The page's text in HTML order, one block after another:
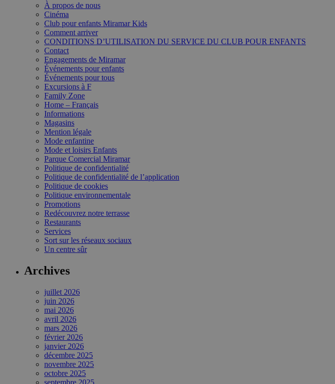
À propos de nous
Cinéma
Club pour enfants Miramar Kids
Comment arriver
CONDITIONS D’UTILISATION DU SERVICE DU CLUB POUR ENFANTS
Contact
Engagements de Miramar
Événements pour enfants
Événements pour tous
Excursions à F
Family Zone
Home – Français
Informations
Magasins
Mention légale
Mode enfantine
Mode et loisirs Enfants
Parque Comercial Miramar
Politique de confidentialité
Politique de confidentialité de l’application
Politique de cookies
Politique environnementale
Promotions
Redécouvrez notre terrasse
Restaurants
Services
Sort sur les réseaux sociaux
Un centre sûr
Archives
juillet 2026
juin 2026
mai 2026
avril 2026
mars 2026
février 2026
janvier 2026
décembre 2025
novembre 2025
octobre 2025
septembre 2025